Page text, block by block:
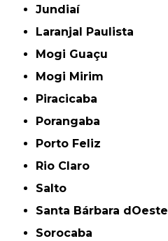
Jundiaí
Laranjal Paulista
Mogi Guaçu
Mogi Mirim
Piracicaba
Porangaba
Porto Feliz
Rio Claro
Salto
Santa Bárbara dOeste
Sorocaba